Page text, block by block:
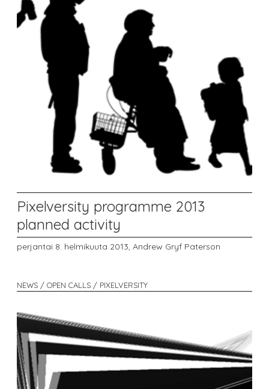
Pixelversity programme 2013
planned activity
perjantai 8. helmikuuta 2013, Andrew Gryf Paterson
NEWS / OPEN CALLS / PIXELVERSITY